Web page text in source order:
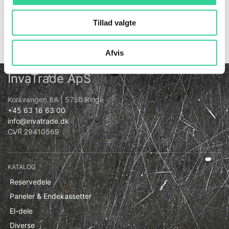
Tillad valgte
Afvis
InvaTrade ApS
Korsvangen 8A | 5750 Ringe
+45 63 16 63 00
info@invatrade.dk
CVR 29410569
KATALOG
Reservedele
Paneler & Endekassetter
El-dele
Diverse